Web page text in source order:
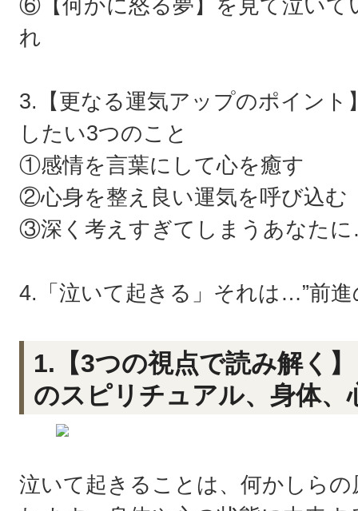
⑥【何かに怒る夢】を見て泣いて
れ
3.【更なる運気アップのポイント
したい3つのこと
①感情を言葉にして心を癒す
②心身を整え良い運気を呼び込む
③深く考えすぎてしまうあなた
4.「泣いて起きる」それは…”前進
1.【3つの視点で読み解く
のスピリチュアル、身体、
泣いて起きることは、何かしら